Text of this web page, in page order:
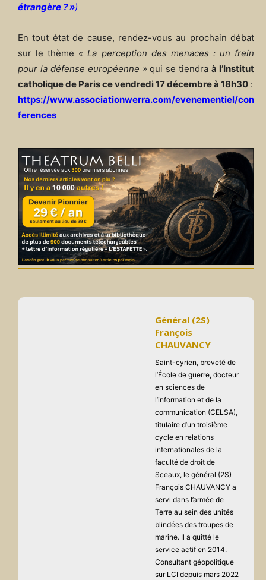
étrangère ? »)
En tout état de cause, rendez-vous au prochain débat
sur le thème « La perception des menaces : un frein
pour la défense européenne » qui se tiendraà l’Institut
catholique de Paris ce vendredi 17 décembre à 18h30 :
https://www.associationwerra.com/evenementiel/con
ferences
Général (2S)
François
CHAUVANCY
Saint-cyrien, breveté de
l’École de guerre, docteur
en sciences de
l’information et de la
communication (CELSA),
titulaire d’un troisième
cycle en relations
internationales de la
faculté de droit de
Sceaux, le général (2S)
François CHAUVANCY a
servi dans l’armée de
Terre au sein des unités
blindées des troupes de
marine. Il a quitté le
service actif en 2014.
Consultant géopolitique
sur LCI depuis mars 2022